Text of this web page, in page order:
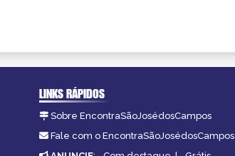
LINKS RÁPIDOS
Sobre EncontraSãoJosédosCampos
Fale com o EncontraSãoJosédosCampos